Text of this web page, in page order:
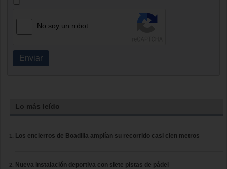
No soy un robot
Enviar
Lo más leído
Los encierros de Boadilla amplían su recorrido casi cien metros
Nueva instalación deportiva con siete pistas de pádel